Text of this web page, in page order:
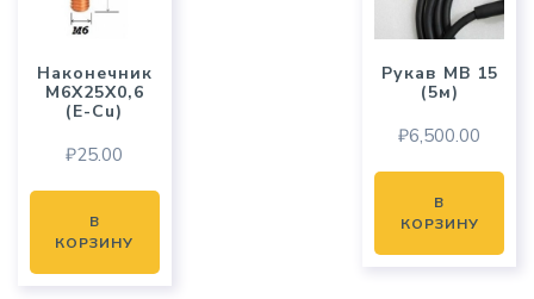
Наконечник
M6X25X0,6
(E-Cu)
₽25.00
В
КОРЗИНУ
Рукав MB 15
(5м)
₽6,500.00
В
КОРЗИНУ